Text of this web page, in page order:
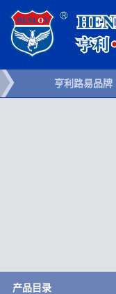
亨利路易品牌
产品目录